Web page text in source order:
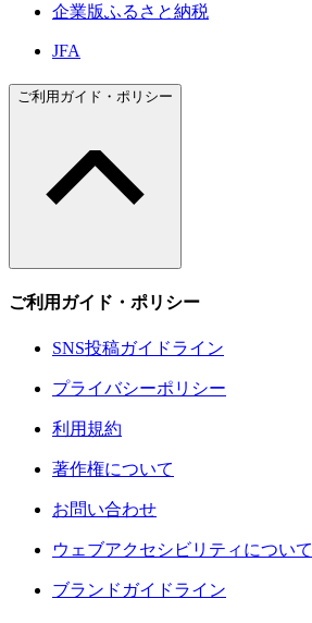
企業版ふるさと納税
JFA
ご利用ガイド・ポリシー
ご利用ガイド・ポリシー
SNS投稿ガイドライン
プライバシーポリシー
利用規約
著作権について
お問い合わせ
ウェブアクセシビリティについて
ブランドガイドライン